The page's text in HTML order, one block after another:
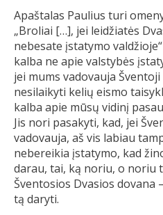
Apaštalas Paulius turi
„Broliai […], jei leidžiatės
nebesate įstatymo valdžioje“
kalba ne apie valstybės
jei mums vadovauja
nesilaikyti kelių eismo
kalba apie mūsų vidinį
Jis nori pasakyti, kad, jei
vadovauja, aš vis labiau
nebereikia įstatymo, kad
darau, tai, ką noriu, o noriu
Šventosios Dvasios
tą daryti.